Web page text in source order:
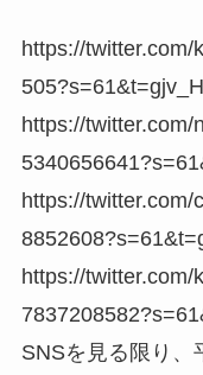
https://twitter.com/
https://twitter.com/
https://twitter.com/
https://twitter.com/
SNSを見る限り、